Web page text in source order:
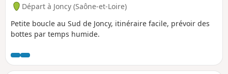
Départ à Joncy (Saône-et-Loire)
Petite boucle au Sud de Joncy, itinéraire facile, prévoir des
bottes par temps humide.